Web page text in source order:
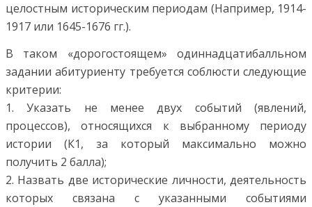
целостным историческим периодам (Например, 1914-
1917 или 1645-1676 гг.).
В таком «дорогостоящем» одиннадцатибалльном
задании абитуриенту требуется соблюсти следующие
критерии:
1. Указать не менее двух событий (явлений,
процессов), относящихся к выбранному периоду
истории (К1, за который максимально можно
получить 2 балла);
2. Назвать две исторические личности, деятельность
которых связана с указанными событиями